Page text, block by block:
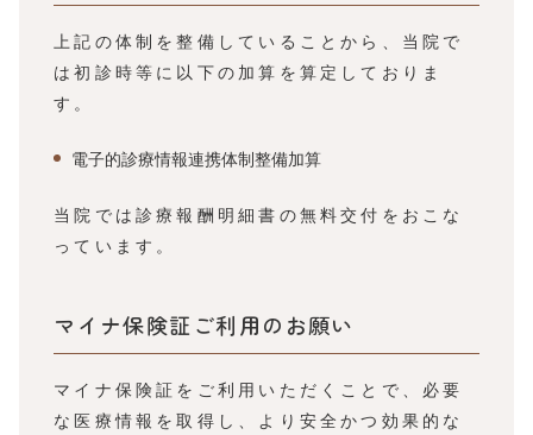
上記の体制を整備していることから、当院で
は初診時等に以下の加算を算定しておりま
す。
電子的診療情報連携体制整備加算
当院では診療報酬明細書の無料交付をおこな
っています。
マイナ保険証ご利用のお願い
マイナ保険証をご利用いただくことで、必要
な医療情報を取得し、より安全かつ効果的な